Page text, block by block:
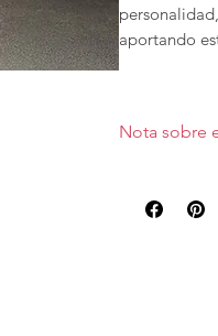
aportando
otras
Nota sobre
acabado
pecio.